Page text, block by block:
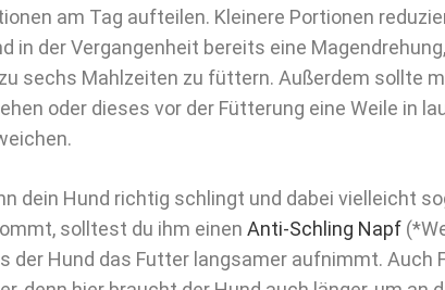
am Tag aufteilen. Kleinere Portionen
in der Vergangenheit bereits eine
sechs Mahlzeiten zu füttern. Außerdem sollte
oder dieses vor der Fütterung eine Weile in
dein Hund richtig schlingt und dabei vielleicht
solltest du ihm einen Anti-Schling Napf
der Hund das Futter langsamer aufnimmt. Auch